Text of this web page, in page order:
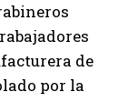
de
por la